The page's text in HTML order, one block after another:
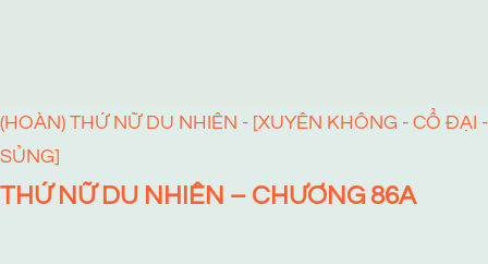
(HOÀN) THỨ NỮ DU NHIÊN - [XUYÊN KHÔNG - CỔ ĐẠI -
SỦNG]
THỨ NỮ DU NHIÊN – CHƯƠNG 86A